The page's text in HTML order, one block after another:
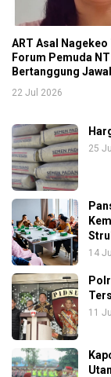
ART Asal
Forum Pemuda
Bertanggung
22 Jul 2026
25
14
11